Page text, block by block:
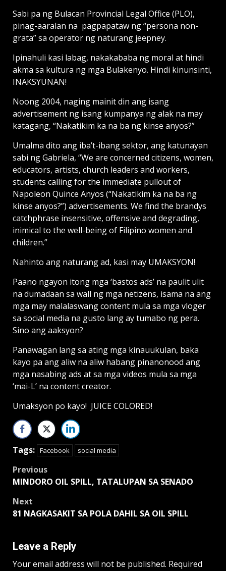
Sabi pa ng Bulacan Provincial Legal Office (PLO),
pinag-aaralan na pagpapataw ng “persona non-
grata” sa operator ng naturang jeepney.
Ipinahuli kasi labag, nakakababa ng moral at hindi
akma sa kultura ng mga Bulakenyo. Hindi kinunsinti,
INAKSYUNAN!
Noong 2004, naging mainit din ang isang
advertisement ng isang kumpanya ng alak na may
katagang, “Nakatikim ka na ba ng kinse anyos?”
Umalma dito ang iba’t-ibang sektor, ang katunayan
sabi ng Gabriela, “We are concerned citizens, women,
educators, artists, church leaders and workers,
students calling for the immediate pullout of
Napoleon Quince Anyos (“Nakatikim ka na ba ng
kinse anyos?”) advertisements. We find the brandys
catchphrase insensitive, offensive and degrading,
inimical to the well-being of Filipino women and
children.”
Nahinto ang naturang ad, kasi may UMAKSYON!
Paano ngayon itong mga ‘bastos ads’ na paulit ulit
na dumadaan sa wall ng mga netizens, isama na ang
mga may malalaswang content mula sa mga vloger
sa social media na gusto lang ay tumabo ng pera.
Sino ang aaksyon?
Panawagan lang sa ating mga kinauukulan, baka
kayo pa ang aliw na aliw habang pinanonood ang
mga nasabing ads at sa mga videos mula sa mga
‘mai-L’ na content creator.
Umaksyon po kayo! JUICE COLORED!
Tags: Facebook social media
Post
Previous
MINDORO OIL SPILL, TATALUPAN SA SENADO
Next
81 NAGKASAKIT SA POLA DAHIL SA OIL SPILL
Leave a Reply
Your email address will not be published. Required